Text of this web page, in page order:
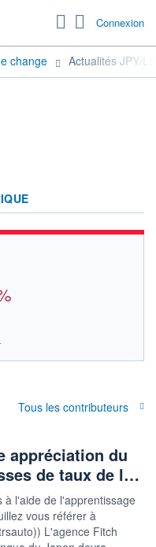
Connexion
change Actualités JPY/
0,1032
0,1034
VEILLE
Tous les contributeurs
appréciation du
de taux de l…
à l'aide de l'apprentissage
vous référer à
L'agence Fitch